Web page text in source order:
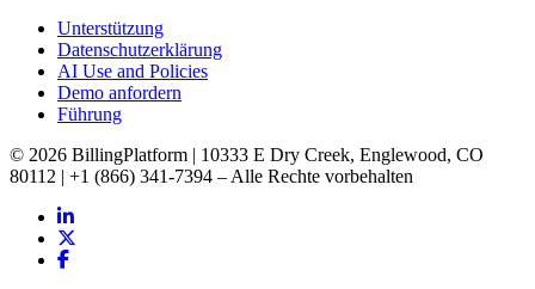
Unterstützung
Datenschutzerklärung
AI Use and Policies
Demo anfordern
Führung
© 2026 BillingPlatform | 10333 E Dry Creek, Englewood, CO
80112 | +1 (866) 341-7394 – Alle Rechte vorbehalten